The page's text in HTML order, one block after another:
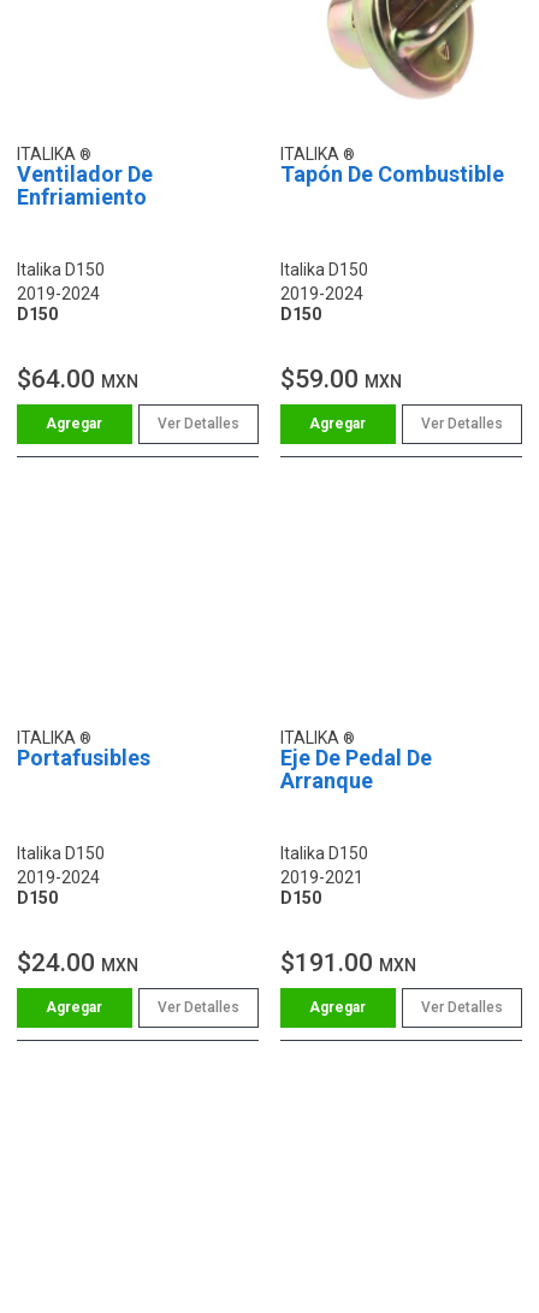
ITALIKA
Ventilador De
Enfriamiento
Italika D150
2019-2024
D150
$64.00 MXN
Ver Detalles
ITALIKA
Tapón De Combustible
Italika D150
2019-2024
D150
$59.00 MXN
Ver Detalles
ITALIKA
Portafusibles
Italika D150
2019-2024
D150
$24.00 MXN
Ver Detalles
ITALIKA
Eje De Pedal De
Arranque
Italika D150
2019-2021
D150
$191.00 MXN
Ver Detalles